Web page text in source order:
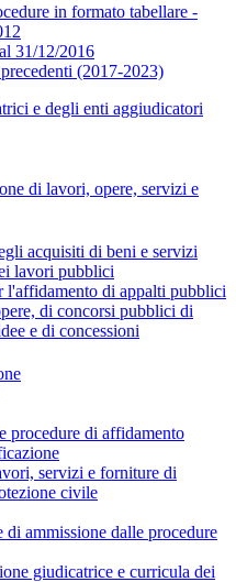
in formato tabellare -
31/12/2016
(2017-2023)
e degli enti aggiudicatori
di lavori, opere, servizi e
acquisiti di beni e servizi
lavori pubblici
l'affidamento di appalti pubblici
di concorsi pubblici di
e di concessioni
procedure di affidamento
servizi e forniture di
civile
ammissione dalle procedure
giudicatrice e curricula dei